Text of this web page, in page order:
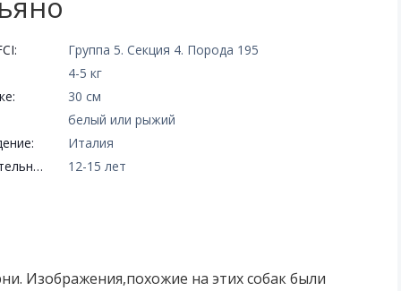
Группа 5. Секция 4. Порода 195
4-5 кг
30 см
белый или рыжий
Италия
Продолжительность жизни:
12-15 лет
Изображения,похожие на этих собак были